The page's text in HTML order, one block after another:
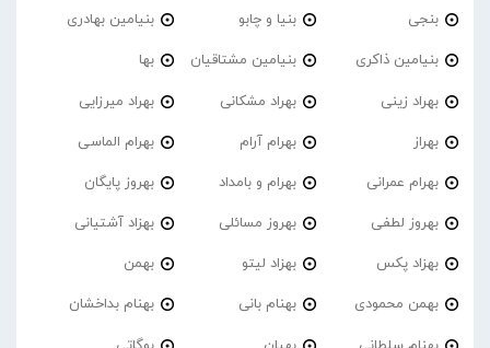
بنجی بنیا و چابو بنیامین بهادری
بنیامین ذاکری بنیامین مشتاقیان بها
بهراد زینی بهراد مشکانی بهراد میرزایی
بهراز بهرام آرام بهرام الماسی
بهرام عمرانی بهرام و بامداد بهروز پایگان
بهروز لطفی بهروز مسائلی بهزاد آشتیانی
بهزاد پکس بهزاد لیتو بهمن
بهمن محمودی بهنام بانی بهنام بداخشان